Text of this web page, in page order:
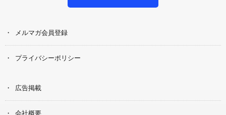
メルマガ会員登録
プライバシーポリシー
広告掲載
会社概要